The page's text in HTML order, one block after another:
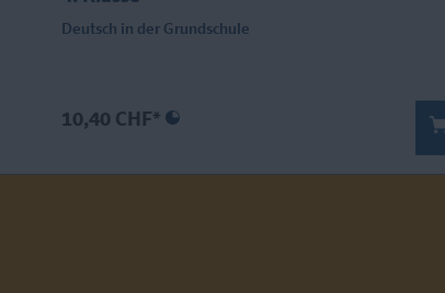
Deutsch in der Grundschule
10,40 CHF*